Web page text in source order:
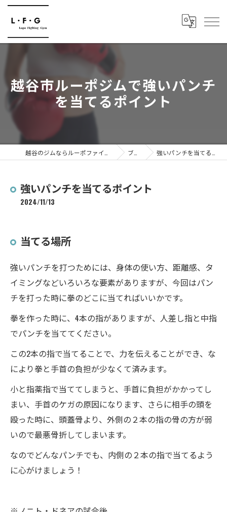
越谷市ルーポジムで強いパンチ
を当てるポイント
ブログ 強いパンチを当てるポイント
強いパンチを当てるポイント
2024/11/13
当てる場所
強いパンチを打つためには、身体の使い方、距離感、タ
イミングなどいろいろな要素がありますが、今回はパン
チを打った時に拳のどこに当てればいいかです。
拳を作った時に、4本の指がありますが、人差し指と中指
でパンチを当ててください。
この2本の指で当てることで、力を伝えることができ、な
により拳と手首の負担が少なくて済みます。
小と指薬指で当ててしまうと、手首に負担がかかってし
まい、手首のケガの原因になります、さらに相手の頭を
殴った時に、頭蓋骨より、外側の２本の指の骨の方が弱
いので最悪骨折してしまいます。
なのでどんなパンチでも、内側の２本の指で当てるよう
に心がけましょう！